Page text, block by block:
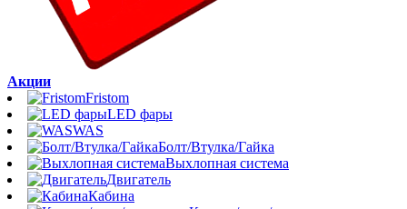
Акции
Fristom
LED фары
WAS
Болт/Втулка/Гайка
Выхлопная система
Двигатель
Кабина